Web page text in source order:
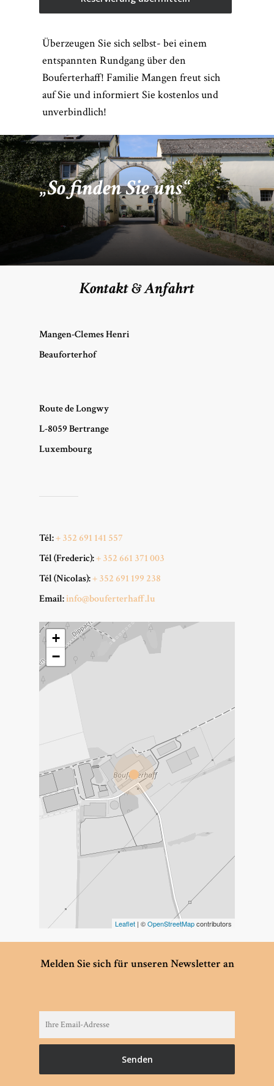
Überzeugen Sie sich selbst- bei einem
entspannten Rundgang über den
Bouferterhaff! Familie Mangen freut sich
auf Sie und informiert Sie kostenlos und
unverbindlich!
So finden Sie uns
Kontakt & Anfahrt
Mangen-Clemes Henri
Beauforterhof
Route de Longwy
L-8059 Bertrange
Luxembourg
Tél:+ 352 691 141 557
Tél (Frederic):+ 352 661 371 003
Tél (Nicolas):+ 352 691 199 238
Email:info@bouferterhaff.lu
+
−
Leaflet| ©OpenStreetMapcontributors
Melden Sie sich für unseren Newsletter an